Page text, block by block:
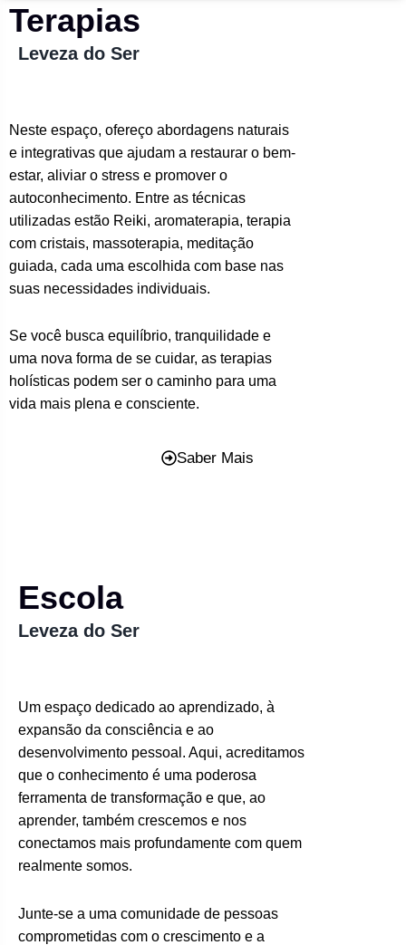
Terapias
Leveza do Ser
Neste espaço, ofereço abordagens naturais
e integrativas que ajudam a restaurar o bem-
estar, aliviar o stress e promover o
autoconhecimento. Entre as técnicas
utilizadas estão Reiki, aromaterapia, terapia
com cristais, massoterapia, meditação
guiada, cada uma escolhida com base nas
suas necessidades individuais.
Se você busca equilíbrio, tranquilidade e
uma nova forma de se cuidar, as terapias
holísticas podem ser o caminho para uma
vida mais plena e consciente.
Saber Mais
Escola
Leveza do Ser
Um espaço dedicado ao aprendizado, à
expansão da consciência e ao
desenvolvimento pessoal. Aqui, acreditamos
que o conhecimento é uma poderosa
ferramenta de transformação e que, ao
aprender, também crescemos e nos
conectamos mais profundamente com quem
realmente somos.
Junte-se a uma comunidade de pessoas
comprometidas com o crescimento e a